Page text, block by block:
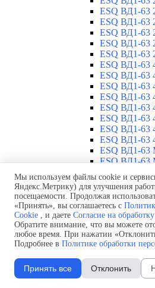
ESQ ВД1-
ESQ ВД1-
ESQ ВД1-
ESQ ВД1-
ESQ ВД1-
ESQ ВД1-
ESQ ВД1-
ESQ ВД1-
ESQ ВД1-
ESQ ВД1-
ESQ ВД1-
ESQ ВД1-
ESQ ВД1-
ESQ ВД1-
ESQ ВД1-
ESQ ВД1-
Автоматические
ESQ ВА 47-
ESQ ВА 47-
ESQ ВА 47-
ESQ ВА 47-
ESQ ВА 47-
ESQ ВА 47-
ESQ ВА 47-
ESQ ВА 47-
ESQ ВА 47-
Мы используем файлы cookie и
Яндекс.Метрику) для улучшения
посещаемости. Продолжая
«Принять», вы соглашаетесь с
Cookie , и даете Согласие на
Обратите внимание, что вы можете
любое время. При нажатии
Подробнее в Политике обработки
Принять все Отклонить